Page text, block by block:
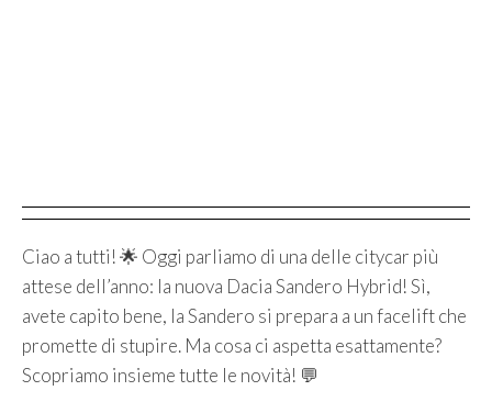
Ciao a tutti! 🌟 Oggi parliamo di una delle citycar più
attese dell’anno: la nuova Dacia Sandero Hybrid! Sì,
avete capito bene, la Sandero si prepara a un facelift che
promette di stupire. Ma cosa ci aspetta esattamente?
Scopriamo insieme tutte le novità! 💬